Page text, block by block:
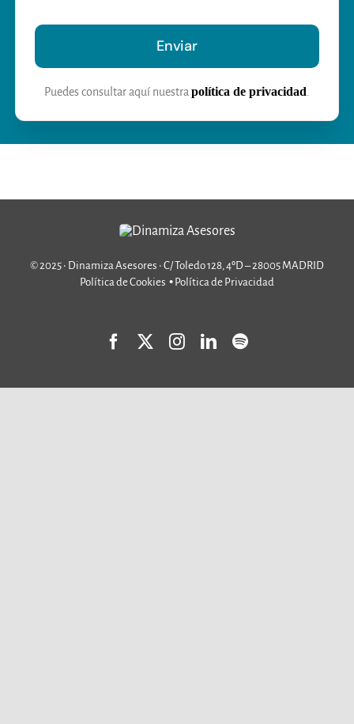
Enviar
Puedes consultar aquí nuestra política de privacidad
© 2025 • Dinamiza Asesores • C/ Toledo 128, 4ºD – 28005 MADRID
Política de Cookies • Política de Privacidad